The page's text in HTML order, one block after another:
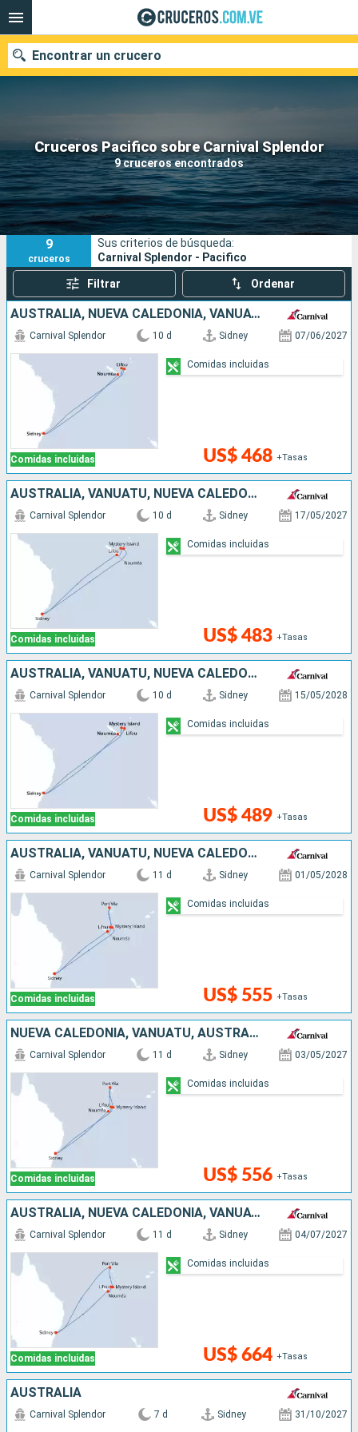
Cruceros Pacifico sobre Carnival Splendor
9 cruceros encontrados
Encontrar un crucero
Nuestros destinos
Fecha de salida
Puertos Compañías
Buscar
9
cruceros
Sus criterios de búsqueda:
Carnival Splendor - Pacifico
Filtrar Ordenar
AUSTRALIA, NUEVA CALEDONIA, VANUATU
Comidas incluidas
Carnival Splendor 10 d Sidney 07/06/2027
US$ 468 +Tasas
Comidas incluidas
AUSTRALIA, VANUATU, NUEVA CALEDONIA
Comidas incluidas
Carnival Splendor 10 d Sidney 17/05/2027
US$ 483 +Tasas
Comidas incluidas
AUSTRALIA, VANUATU, NUEVA CALEDONIA
Comidas incluidas
Carnival Splendor 10 d Sidney 15/05/2028
US$ 489 +Tasas
Comidas incluidas
AUSTRALIA, VANUATU, NUEVA CALEDONIA
Comidas incluidas
Carnival Splendor 11 d Sidney 01/05/2028
US$ 555 +Tasas
Comidas incluidas
NUEVA CALEDONIA, VANUATU, AUSTRALIA
Comidas incluidas
Carnival Splendor 11 d Sidney 03/05/2027
US$ 556 +Tasas
Comidas incluidas
AUSTRALIA, NUEVA CALEDONIA, VANUATU
Comidas incluidas
Carnival Splendor 11 d Sidney 04/07/2027
US$ 664 +Tasas
Comidas incluidas
AUSTRALIA
Carnival Splendor 7 d Sidney 31/10/2027